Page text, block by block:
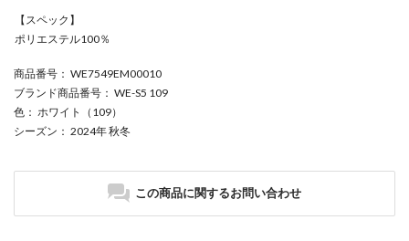
【スペック】
ポリエステル100％
商品番号 ： WE7549EM00010
ブランド商品番号 ： WE-S5 109
色 ： ホワイト（109）
シーズン ： 2024年 秋冬
この商品に関するお問い合わせ